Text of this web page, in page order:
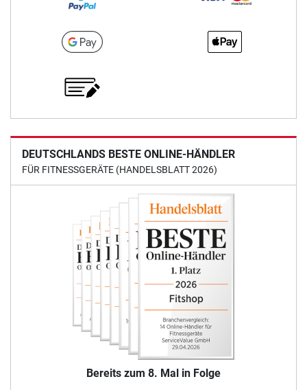
DEUTSCHLANDS BESTE ONLINE-HÄNDLER
FÜR FITNESSGERÄTE (HANDELSBLATT 2026)
Bereits zum 8. Mal in Folge